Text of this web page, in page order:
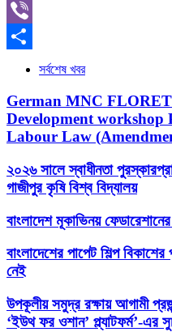
LinkedIn
Viber
সর্বশেষ খবর
German MNC
Development workshop
Labour Law
২০২৬ সালে স্বাধীনতা
গাজীপুর কৃষি বিশ্ব বিদ্যালয়
বাংলাদেশ মূকাভিনয়
বাংলাদেশের পাপেট শিল্প
নেই
উপকূলীয় সমুদ্র রক্ষায় আগামী
‘ইউথ ফর ওশান’ প্ল্যাটফর্ম’-এর